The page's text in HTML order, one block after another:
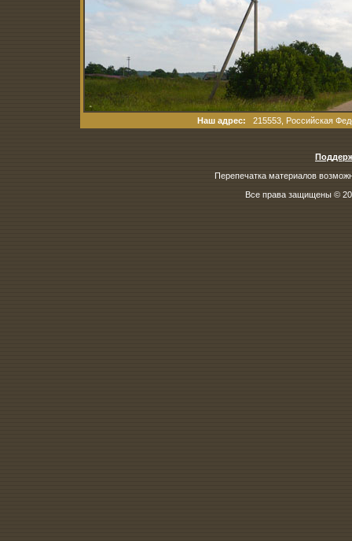
Наш адрес: 215553, Российская
Перепечатка материалов
Все права защищены ©